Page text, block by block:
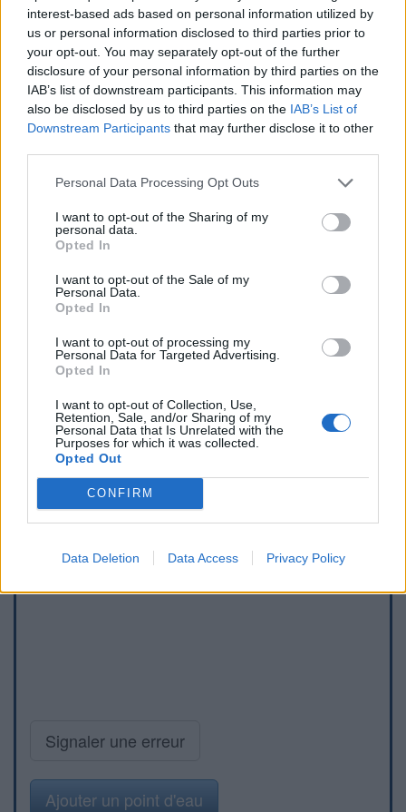
interest-based ads based on personal information utilized by
us or personal information disclosed to third parties prior to
your opt-out. You may separately opt-out of the further
disclosure of your personal information by third parties on the
IAB’s list of downstream participants. This information may
also be disclosed by us to third parties on the IAB’s List of
Downstream Participants that may further disclose it to other
Personal Data Processing Opt Outs
I want to opt-out of the Sharing of my
personal data.
Opted In
I want to opt-out of the Sale of my
Personal Data.
Opted In
I want to opt-out of processing my
Personal Data for Targeted Advertising.
Opted In
I want to opt-out of Collection, Use,
Retention, Sale, and/or Sharing of my
Personal Data that Is Unrelated with the
Purposes for which it was collected.
Opted Out
CONFIRM
Data Deletion Data Access Privacy Policy
Afficher la carte
Signaler une erreur
Ajouter un point d'eau